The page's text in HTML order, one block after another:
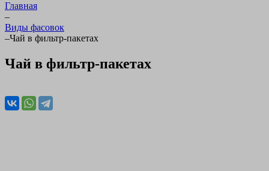
Главная
–
Виды фасовок
–Чай в фильтр-пакетах
Чай в фильтр-пакетах